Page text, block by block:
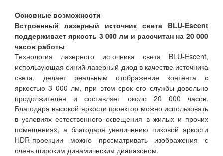
Основные возможности
Встроенный лазерный источник света BLU-Escent
поддерживает яркость 3 000 лм и рассчитан на 20 000
часов работы
Технология лазерного источника света BLU-Escent,
использующая синий лазерный диод в качестве источника
света, делает реальным отображение контента с
яркостью 3 000 лм, при этом срок его службы довольно
продолжителен и составляет около 20 000 часов.
Благодаря высокой яркости проектор можно использовать
в условиях естественного освещения в жилых и прочих
помещениях, а благодаря увеличению пиковой яркости
HDR-проекции можно просматривать изображения с
очень широким динамическим диапазоном.